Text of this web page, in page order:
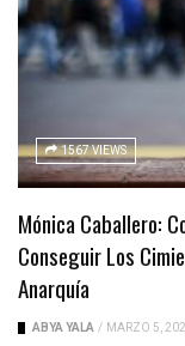
1567 VIEWS
Mónica Caballero:
Conseguir Los
Anarquía
ABYA YALA / MARZO 5,